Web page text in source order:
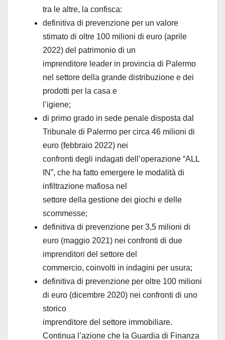
tra le altre, la confisca:
definitiva di prevenzione per un valore
stimato di oltre 100 milioni di euro (aprile
2022) del patrimonio di un
imprenditore leader in provincia di Palermo
nel settore della grande distribuzione e dei
prodotti per la casa e
l’igiene;
di primo grado in sede penale disposta dal
Tribunale di Palermo per circa 46 milioni di
euro (febbraio 2022) nei
confronti degli indagati dell’operazione “ALL
IN”, che ha fatto emergere le modalità di
infiltrazione mafiosa nel
settore della gestione dei giochi e delle
scommesse;
definitiva di prevenzione per 3,5 milioni di
euro (maggio 2021) nei confronti di due
imprenditori del settore del
commercio, coinvolti in indagini per usura;
definitiva di prevenzione per oltre 100 milioni
di euro (dicembre 2020) nei confronti di uno
storico
imprenditore del settore immobiliare.
Continua l’azione che la Guardia di Finanza